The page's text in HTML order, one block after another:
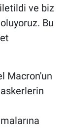
ve biz
Bu
Macron'un